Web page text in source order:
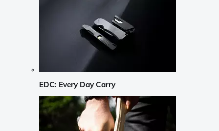
EDC: Every Day Carry